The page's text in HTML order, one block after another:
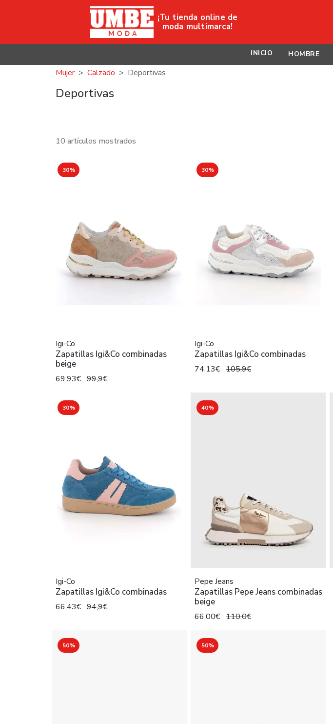
INICIO HOMBRE
¡Tu tienda online de
moda multimarca!
Mujer Calzado Deportivas
Deportivas
10 artículos mostrados
30%
Igi-Co
Zapatillas Igi&Co combinadas
beige
69,93€ 99,9€
30%
Igi-Co
Zapatillas Igi&Co combinadas
74,13€ 105,9€
30%
Igi-Co
Zapatillas Igi&Co combinadas
66,43€ 94,9€
40%
Pepe Jeans
Zapatillas Pepe Jeans combinadas
beige
66,00€ 110,0€
50% 50%